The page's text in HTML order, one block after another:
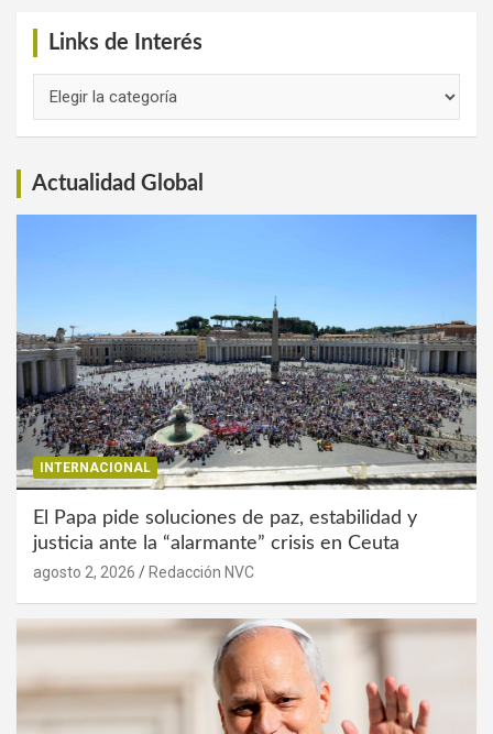
Links de Interés
Actualidad Global
INTERNACIONAL
El Papa pide soluciones de paz, estabilidad y
justicia ante la “alarmante” crisis en Ceuta
agosto 2, 2026 Redacción NVC